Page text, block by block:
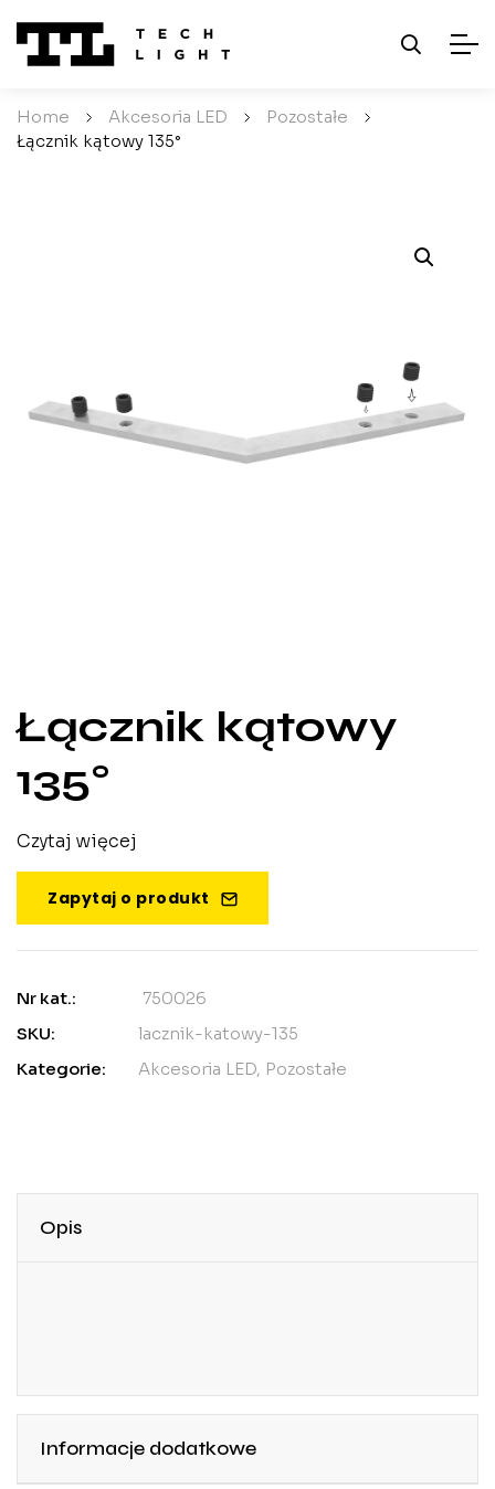
Home / Akcesoria LED / Pozostałe
/
Łącznik kątowy 135°
Łącznik kątowy
135°
Czytaj więcej
Zapytaj o produkt
Nr kat.:
750026
SKU:
lacznik-katowy-135
Kategorie:
Akcesoria LED, Pozostałe
Opis
Informacje dodatkowe